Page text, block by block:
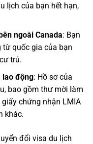
lịch của bạn hết hạn,
ngoài Canada: Bạn
quốc gia của bạn
trú.
lao động: Hồ sơ của
bao gồm thư mời làm
chứng nhận LMIA
khác.
đổi visa du lịch